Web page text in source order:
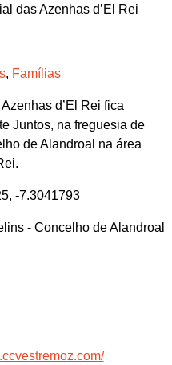
das Azenhas d’El Rei
, Famílias
d’El Rei fica
Juntos, na freguesia de
de Alandroal na área
-7.3041793
- Concelho de Alandroal